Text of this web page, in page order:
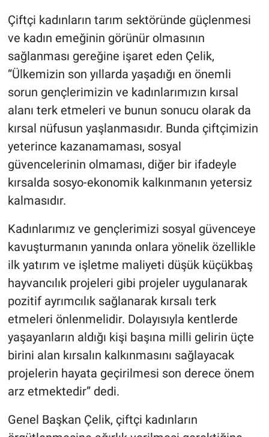
Çiftçi kadınların tarım sektöründe güçlenmesi
ve kadın emeğinin görünür olmasının
sağlanması gereğine işaret eden Çelik,
“Ülkemizin son yıllarda yaşadığı en önemli
sorun gençlerimizin ve kadınlarımızın kırsal
alanı terk etmeleri ve bunun sonucu olarak da
kırsal nüfusun yaşlanmasıdır. Bunda çiftçimizin
yeterince kazanamaması, sosyal
güvencelerinin olmaması, diğer bir ifadeyle
kırsalda sosyo-ekonomik kalkınmanın yetersiz
kalmasıdır.
Kadınlarımız ve gençlerimizi sosyal güvenceye
kavuşturmanın yanında onlara yönelik özellikle
ilk yatırım ve işletme maliyeti düşük küçükbaş
hayvancılık projeleri gibi projeler uygulanarak
pozitif ayrımcılık sağlanarak kırsalı terk
etmeleri önlenmelidir. Dolayısıyla kentlerde
yaşayanların aldığı kişi başına milli gelirin üçte
birini alan kırsalın kalkınmasını sağlayacak
projelerin hayata geçirilmesi son derece önem
arz etmektedir” dedi.
Genel Başkan Çelik, çiftçi kadınların